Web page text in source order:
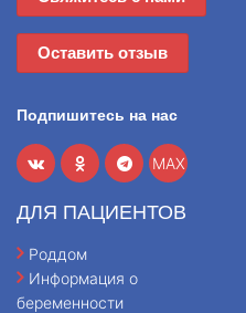
Оставить отзыв
Подпишитесь на нас
MAX
ДЛЯ ПАЦИЕНТОВ
Роддом
Информация о
беременности